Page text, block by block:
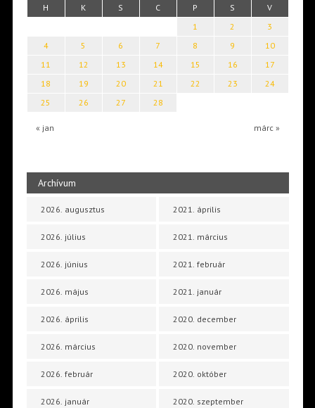
H K S C P S V
« jan márc »
1 2
3
4
5 6 7 8 9
10
11
12 13 14 15 16
17
18
19 20 21 22 23
24
25
26 27 28
Archívum
2026. augusztus
2026. július
2026. június
2026. május
2026. április
2026. március
2026. február
2026. január
2021. április
2021. március
2021. február
2021. január
2020. december
2020. november
2020. október
2020. szeptember